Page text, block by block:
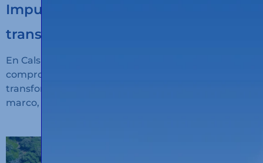
Impulsem la digitalització del
transport sostenible
En Calsina Carré seguimos avanzando en nuestro
compromiso con la innovación, la sostenibilidad y la
transformación digital del transporte. En este
marco, hemos recibido financiación